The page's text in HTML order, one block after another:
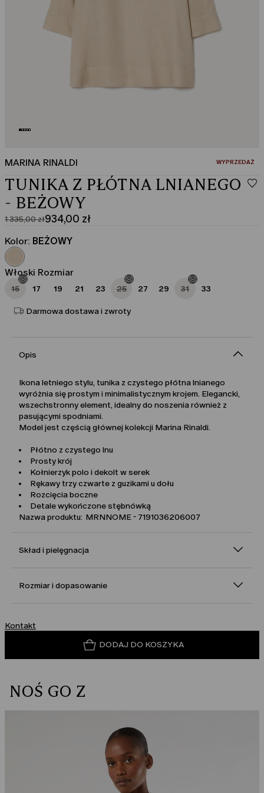
MARINA RINALDI :WYPRZEDAŻ
TUNIKA Z PŁÓTNA LNIANEGO
- BEŻOWY
1 335,00 zł
Cena
pierwotna
1 335,00
zł
934,00 zł
Aktualna
cena
934,00
zł
Kolor: BEŻOWY
Włoski Rozmiar
15 17 19 21 23 25 27 29 31 33
Darmowa dostawa i zwroty
Opis
Ikona letniego stylu, tunika z czystego płótna lnianego
wyróżnia się prostym i minimalistycznym krojem. Elegancki,
wszechstronny element, idealny do noszenia również z
pasującymi spodniami.
Model jest częścią głównej kolekcji Marina Rinaldi.
Płótno z czystego lnu
Prosty krój
Kołnierzyk polo i dekolt w serek
Rękawy trzy czwarte z guzikami u dołu
Rozcięcia boczne
Detale wykończone stębnówką
Nazwa produktu: MRNNOME - 7191036206007
Skład i pielęgnacja
Rozmiar i dopasowanie
Kontakt
DODAJ DO KOSZYKA
NOŚ GO Z